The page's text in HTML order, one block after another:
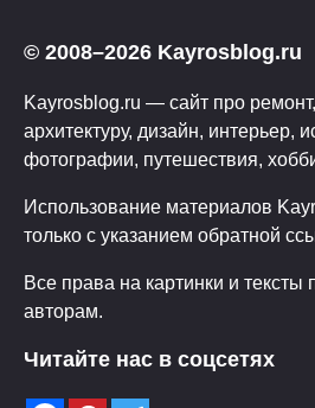
© 2008–2026 Kayrosblog.ru
Kayrosblog.ru — сайт про
архитектуру, дизайн, интерьер,
фотографии, путешествия,
Использование материалов
только с указанием обратной
Все права на картинки и тексты
авторам.
Читайте нас в соцсетях